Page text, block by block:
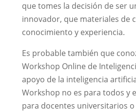
que tomes la decisión de ser
innovador, que materiales de
conocimiento y experiencia.
Es probable también que
Workshop Online de
apoyo de la inteligencia
Workshop no es para todos y
para docentes universitarios